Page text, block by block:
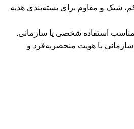
شیک و مقاوم برای بسته‌بندی هدیه
استفاده شخصی یا سازمانی.
سازمانی با هویت منحصربه‌فرد و